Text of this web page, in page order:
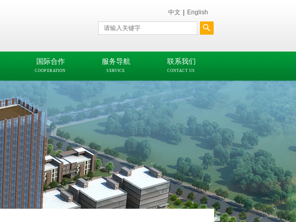
中文 English
国际合作
COOPERATION
服务导航
SERVICE
联系我们
CONTACT US